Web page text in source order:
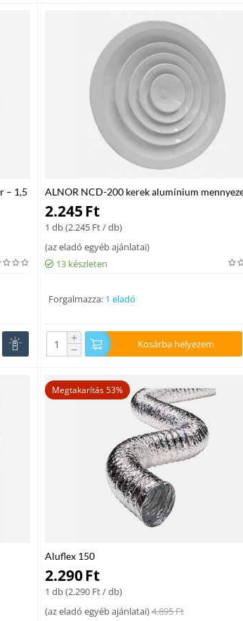
– 1,5
ALNOR NCD-200 kerek alumínium
befúvó diffúzor szárnyas szabályzóval
2.245Ft
1 db (2.245Ft/ db)
(az eladó egyéb ajánlatai)
13 készleten
Forgalmazza: 1 eladó
+
− Kosárba helyezem
Megtakarítás 53%
Aluflex 150
2.290Ft
1 db (2.290Ft/ db)
(az eladó egyéb ajánlatai)4.895Ft